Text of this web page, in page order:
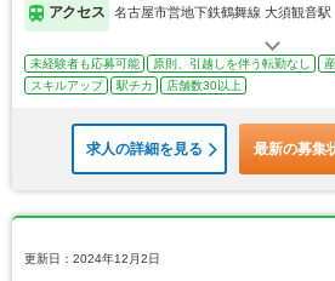
アクセス 名古屋市営地下鉄鶴舞線 大須観音駅
未経験者も応募可能 原則、引越しを伴う転勤なし
スキルアップ
駅チカ 店舗数30以上
求人の詳細を見る 最新の募集
更新日：2024年12月2日